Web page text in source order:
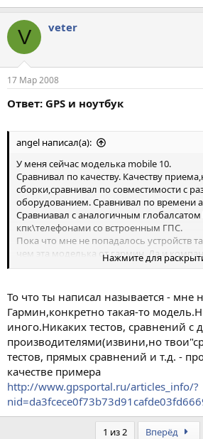
V veter
17 Мар 2008
Ответ: GPS и ноутбук
angel написал(а):
У меня сейчас моделька mobile 10.
Сравнивал по качеству. Качеству
сборки,сравнивал по совместимости с
оборудованием. Сравнивал по времени
Сравниавал с аналогичным
кпк\телефонами со встроенным ГПС.
Пока что мне не попадалось устройств
чем эта моделька от гармин. Да и
на ГПС навигаторах.
Нажмите для
То что ты написал называется - мне
Гармин,конкретно такая-то
иного.Никаких тестов, сравнений с
производителями(извини,но
тестов, прямых сравнений и т.д. -
качестве примера
http://www.gpsportal.ru/articles_info/?
1 из 2 Вперёд